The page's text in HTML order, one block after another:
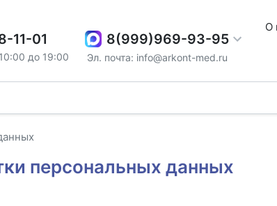
11-01
до 19:00
8(999)969-93-95
Эл. почта: info@arkont-med.ru
О
персональных данных